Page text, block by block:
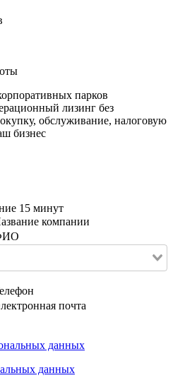
парков
лизинг без
обслуживание, налоговую
бизнес
15 минут
компании
почта
данных
данных